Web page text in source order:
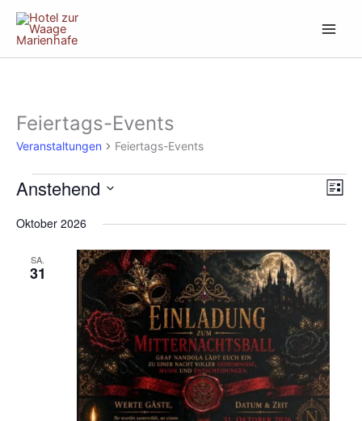
Zum
Inhalt
springen
Feiertags-Events
Veranstaltungen Feiertags-Events
Veranstaltungen
Liste
Anstehend
wählen.
Oktober 2026
SA.
31